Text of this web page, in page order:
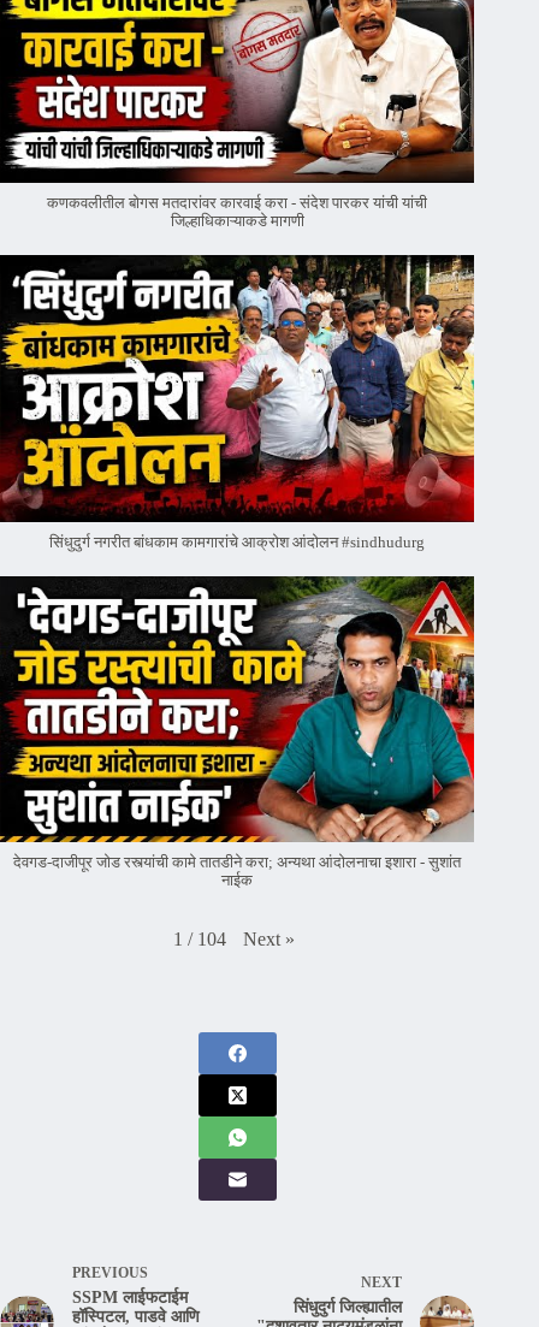
कणकवलीतील बोगस मतदारांवर‌ कारवाई करा - संदेश पारकर यांची यांची
जिल्हाधिकाऱ्याकडे मागणी
सिंधुदुर्ग नगरीत बांधकाम कामगारांचे आक्रोश आंदोलन #sindhudurg
देवगड-दाजीपूर जोड रस्त्यांची कामे तातडीने करा; अन्यथा आंदोलनाचा इशारा - सुशांत
नाईक
1 / 104 Next »
PREVIOUS
SSPM लाईफटाईम
हॉस्पिटल, पाडवे आणि
NEXT
सिंधुदुर्ग जिल्ह्यातील